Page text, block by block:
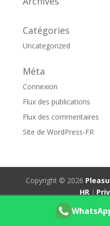
Catégories
Uncategorized
Méta
Connexion
Flux des publications
Flux des commentaires
Site de WordPress-FR
Copyright © 2026
HR |